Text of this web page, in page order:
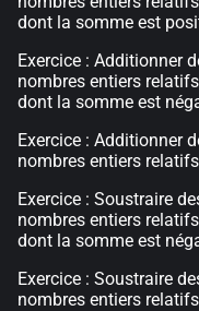
dont la somme est
Exercice : Additionner
nombres entiers relatifs
dont la somme est
Exercice : Additionner
nombres entiers relatifs
Exercice : Soustraire
nombres entiers relatifs
dont la somme est
Exercice : Soustraire
nombres entiers relatifs